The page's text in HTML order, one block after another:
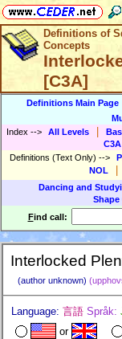
Definitions of
Concepts
[C3A]
Definitions Main Page
Index --> All Levels
C3A
Definitions (Text Only) -->
NOL
Dancing and
Find call:
Interlocked
(author unknown)
Language: 言語 Språk:
or